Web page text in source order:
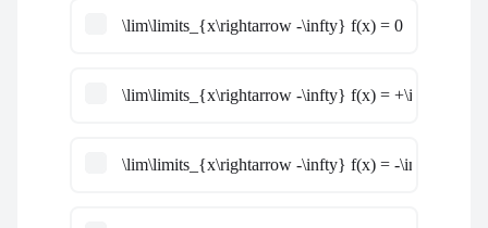
\lim\limits_{x\rightarrow -\infty} f(x) = 0
\lim\limits_{x\rightarrow -\infty} f(x) = +\infty
\lim\limits_{x\rightarrow -\infty} f(x) = -\infty